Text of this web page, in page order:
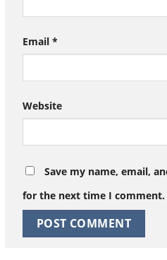
Email *
Website
Save my name, email,
for the next time I comment.